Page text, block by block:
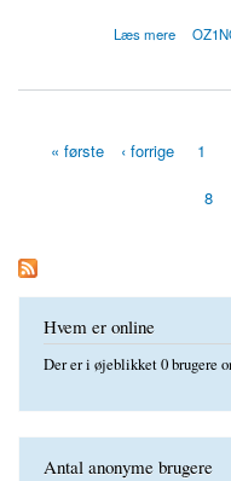
Læs mere
« første ‹ forrige 1
8
Hvem er online
Der er i øjeblikket 0 brugere
Antal anonyme brugere